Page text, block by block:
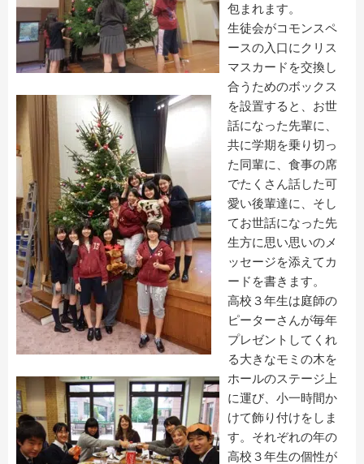
包まれます。
生徒会がコモンスペ
ースの入口にクリス
マスカードを交換し
合うためのボックス
を設置すると、お世
話になった先輩に、
共に学期を乗り切っ
た同輩に、食事の席
でたくさん話した可
愛い後輩達に、そし
てお世話になった先
生方に思い思いのメ
ッセージを添えてカ
ードを書きます。
高校３年生は庭師の
ピーターさんが毎年
プレゼントしてくれ
る大きなモミの木を
ホールのステージ上
に運び、小一時間か
けて飾り付けをしま
す。それぞれの年の
高校３年生の個性が